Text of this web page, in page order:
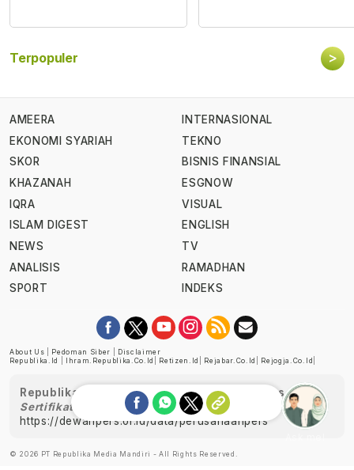
Terpopuler >
AMEERA
EKONOMI SYARIAH
SKOR
KHAZANAH
IQRA
ISLAM DIGEST
NEWS
ANALISIS
SPORT
INTERNASIONAL
TEKNO
BISNIS FINANSIAL
ESGNOW
VISUAL
ENGLISH
TV
RAMADHAN
INDEKS
About Us Pedoman Siber
Disclaimer
Republika.id
Ihram.republika.co.id Retizen.id Rejabar.co.id Rejogja.co.id
Republika telah diverifikasi oleh Dewan Pers
Sertifikat Nomor 1058/DP-Verifikasi/K/XII/2022
https://dewanpers.or.id/data/perusahaanpers
© 2026 PT Republika Media Mandiri - All Rights Reserved.